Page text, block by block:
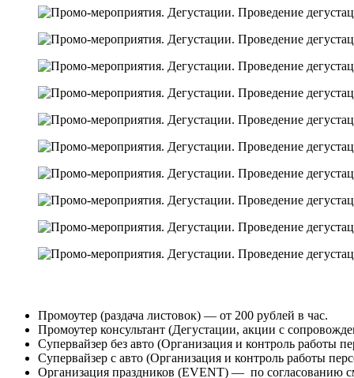
Промоутер (раздача листовок) — от 200 рублей в час.
Промоутер консультант (Дегустации, акции с
Супервайзер без авто (Организация и контроль работы
Супервайзер с авто (Организация и контроль работы
Организация праздников (EVENT) — по согласованию